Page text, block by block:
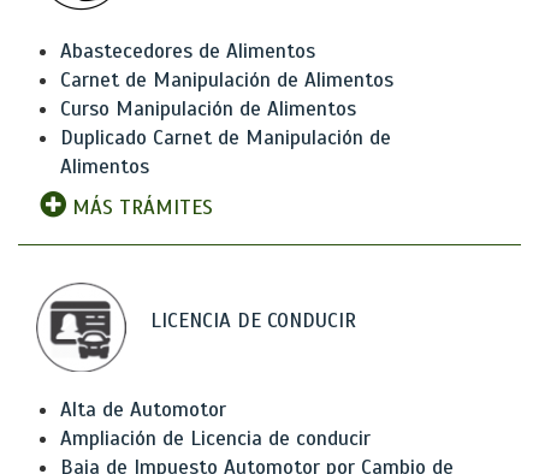
Abastecedores de Alimentos
Carnet de Manipulación de Alimentos
Curso Manipulación de Alimentos
Duplicado Carnet de Manipulación de
Alimentos
MÁS TRÁMITES
LICENCIA DE CONDUCIR
Alta de Automotor
Ampliación de Licencia de conducir
Baja de Impuesto Automotor por Cambio de